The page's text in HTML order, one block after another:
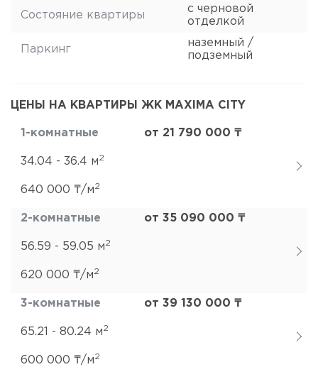
Состояние квартиры
с черновой
отделкой
Паркинг
наземный /
подземный
ЦЕНЫ НА КВАРТИРЫ ЖК MAXIMA CITY
1-комнатные от 21 790 000 ₸
34.04 - 36.4 м2
640 000 ₸/м2
2-комнатные от 35 090 000 ₸
56.59 - 59.05 м2
620 000 ₸/м2
3-комнатные от 39 130 000 ₸
65.21 - 80.24 м2
600 000 ₸/м2